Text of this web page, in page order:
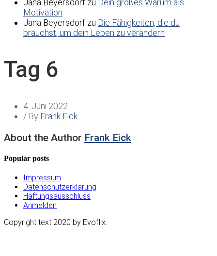
Jana Beyersdorf zu Dein großes Warum als
Motivation
Jana Beyersdorf zu Die Fähigkeiten, die du
brauchst, um dein Leben zu verändern
Tag 6
4. Juni 2022
/ By Frank Eick
About the Author Frank Eick
Popular posts
Impressum
Datenschutzerklärung
Haftungsausschluss
Anmelden
Copyright text 2020 by Evoflix.